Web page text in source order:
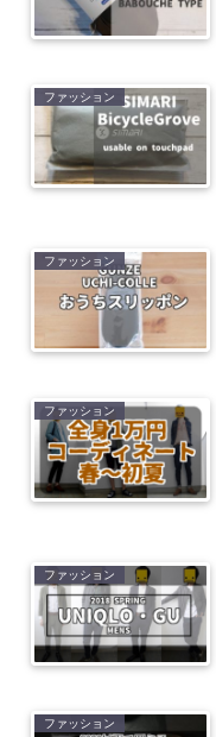
ファッション
ファッション
ファッション
ファッション
ファッション